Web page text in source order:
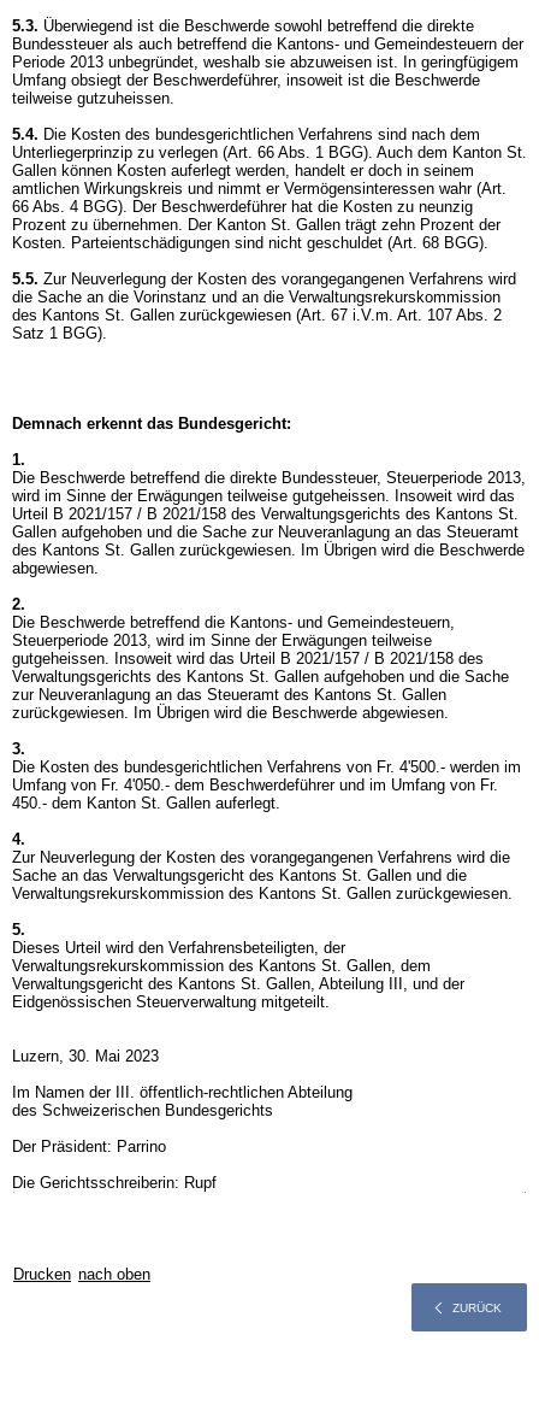
5.3. Überwiegend ist die Beschwerde sowohl betreffend die direkte
Bundessteuer als auch betreffend die Kantons- und Gemeindesteuern der
Periode 2013 unbegründet, weshalb sie abzuweisen ist. In geringfügigem
Umfang obsiegt der Beschwerdeführer, insoweit ist die Beschwerde
teilweise gutzuheissen.
5.4. Die Kosten des bundesgerichtlichen Verfahrens sind nach dem
Unterliegerprinzip zu verlegen (Art. 66 Abs. 1 BGG). Auch dem Kanton St.
Gallen können Kosten auferlegt werden, handelt er doch in seinem
amtlichen Wirkungskreis und nimmt er Vermögensinteressen wahr (Art.
66 Abs. 4 BGG). Der Beschwerdeführer hat die Kosten zu neunzig
Prozent zu übernehmen. Der Kanton St. Gallen trägt zehn Prozent der
Kosten. Parteientschädigungen sind nicht geschuldet (Art. 68 BGG).
5.5. Zur Neuverlegung der Kosten des vorangegangenen Verfahrens wird
die Sache an die Vorinstanz und an die Verwaltungsrekurskommission
des Kantons St. Gallen zurückgewiesen (Art. 67 i.V.m. Art. 107 Abs. 2
Satz 1 BGG).
Demnach erkennt das Bundesgericht:
1.
Die Beschwerde betreffend die direkte Bundessteuer, Steuerperiode 2013,
wird im Sinne der Erwägungen teilweise gutgeheissen. Insoweit wird das
Urteil B 2021/157 / B 2021/158 des Verwaltungsgerichts des Kantons St.
Gallen aufgehoben und die Sache zur Neuveranlagung an das Steueramt
des Kantons St. Gallen zurückgewiesen. Im Übrigen wird die Beschwerde
abgewiesen.
2.
Die Beschwerde betreffend die Kantons- und Gemeindesteuern,
Steuerperiode 2013, wird im Sinne der Erwägungen teilweise
gutgeheissen. Insoweit wird das Urteil B 2021/157 / B 2021/158 des
Verwaltungsgerichts des Kantons St. Gallen aufgehoben und die Sache
zur Neuveranlagung an das Steueramt des Kantons St. Gallen
zurückgewiesen. Im Übrigen wird die Beschwerde abgewiesen.
3.
Die Kosten des bundesgerichtlichen Verfahrens von Fr. 4'500.- werden im
Umfang von Fr. 4'050.- dem Beschwerdeführer und im Umfang von Fr.
450.- dem Kanton St. Gallen auferlegt.
4.
Zur Neuverlegung der Kosten des vorangegangenen Verfahrens wird die
Sache an das Verwaltungsgericht des Kantons St. Gallen und die
Verwaltungsrekurskommission des Kantons St. Gallen zurückgewiesen.
5.
Dieses Urteil wird den Verfahrensbeteiligten, der
Verwaltungsrekurskommission des Kantons St. Gallen, dem
Verwaltungsgericht des Kantons St. Gallen, Abteilung III, und der
Eidgenössischen Steuerverwaltung mitgeteilt.
Luzern, 30. Mai 2023
Im Namen der III. öffentlich-rechtlichen Abteilung
des Schweizerischen Bundesgerichts
Der Präsident: Parrino
Die Gerichtsschreiberin: Rupf
Drucken nach oben
ZURÜCK